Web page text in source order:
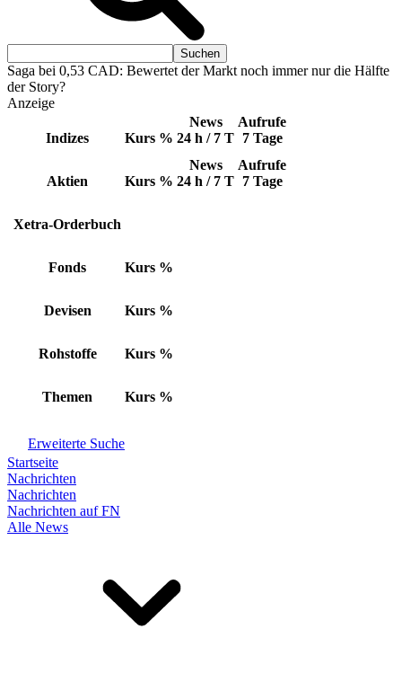
Saga bei 0,53 CAD: Bewertet der Markt noch immer nur die Hälfte
der Story?
Anzeige
Indizes Kurs %
News
24 h / 7 T
Aufrufe
7 Tage
Aktien Kurs %
News
24 h / 7 T
Aufrufe
7 Tage
Xetra-Orderbuch
Fonds Kurs %
Devisen Kurs %
Rohstoffe Kurs %
Themen Kurs %
Erweiterte Suche
Startseite
Nachrichten
Nachrichten
Nachrichten auf FN
Alle News